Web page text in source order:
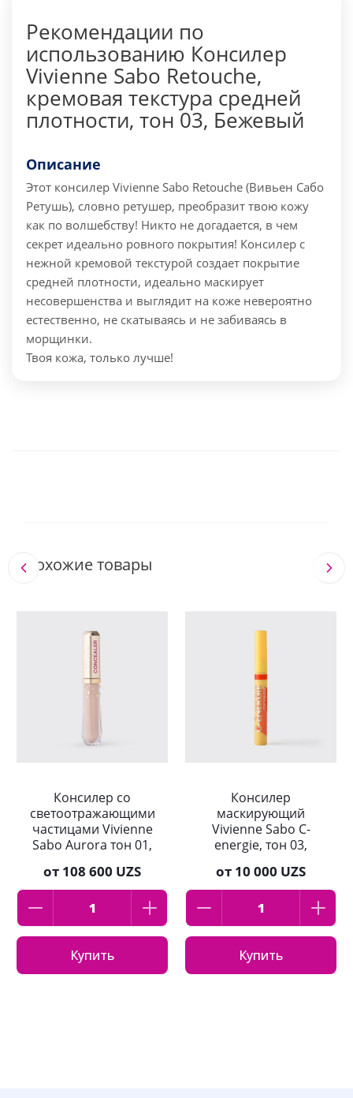
Рекомендации по
использованию Консилер
Vivienne Sabo Retouche,
кремовая текстура средней
плотности, тон 03, Бежевый
Описание
Этот консилер Vivienne Sabo Retouche (Вивьен Сабо
Ретушь), словно ретушер, преобразит твою кожу
как по волшебству! Никто не догадается, в чем
секрет идеально ровного покрытия! Консилер с
нежной кремовой текстурой создает покрытие
средней плотности, идеально маскирует
несовершенства и выглядит на коже невероятно
естественно, не скатываясь и не забиваясь в
морщинки.
Твоя кожа, только лучше!
Похожие товары
Консилер со
светоотражающими
частицами Vivienne
Sabo Aurora тон 01,
оттенок
от 108 600 UZS
Купить
Консилер
маскирующий
Vivienne Sabo С-
energie, тон 03,
бежевый оттенок
от 10 000 UZS
Купить